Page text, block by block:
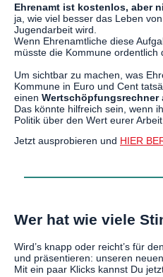
Ehrenamt ist kostenlos, aber
ja, wie viel besser das Leben
Jugendarbeit wird.
Wenn Ehrenamtliche diese
müsste die Kommune ordentlich
Um sichtbar zu machen, was
Kommune in Euro und Cent
einen Wertschöpfungsrechner
Das könnte hilfreich sein, wenn
Politik über den Wert eurer
Jetzt ausprobieren und HIER
Wer hat wie viele
Wird’s knapp oder reicht’s für
und präsentieren: unseren neuen
Mit ein paar Klicks kannst Du